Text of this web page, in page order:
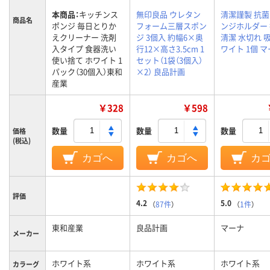
商品名 本商品：キッチンス
ポンジ 毎日とりか
えクリーナー 洗剤
入タイプ 食器洗い
使い捨て ホワイト 1
パック（30個入）東和
産業
無印良品 ウレタン
フォーム三層スポン
ジ 3個入 約幅6×奥
行12×高さ3.5cm 1
セット（1袋（3個入）
×2） 良品計画
清潔謹製 抗
ンジホルダー
清潔 水切れ
ワイト 1個
価格
(税込)
￥328
数量
カゴへ
￥598
数量
カゴへ
数量
カ
評価
4.2 （87件） 5.0 （1件）
メーカー 東和産業 良品計画 マーナ
カラーグ
ホワイト系 ホワイト系 ホワイト系